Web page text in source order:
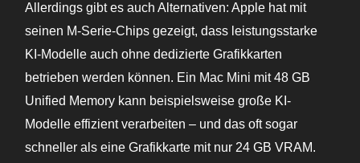
Allerdings gibt es auch Alternativen: Apple hat mit
seinen M-Serie-Chips gezeigt, dass leistungsstarke
KI-Modelle auch ohne dedizierte Grafikkarten
betrieben werden können. Ein Mac Mini mit 48 GB
Unified Memory kann beispielsweise große KI-
Modelle effizient verarbeiten – und das oft sogar
schneller als eine Grafikkarte mit nur 24 GB VRAM.